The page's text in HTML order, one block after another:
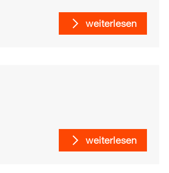
weiterlesen
weiterlesen